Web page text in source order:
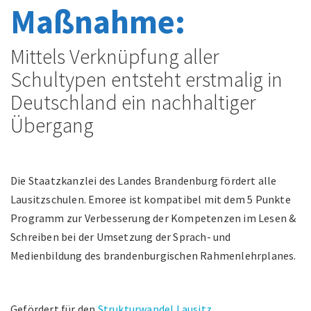
Maßnahme:
Mittels Verknüpfung aller
Schultypen entsteht erstmalig in
Deutschland ein nachhaltiger
Übergang
Die Staatzkanzlei des Landes Brandenburg fördert alle
Lausitzschulen. Emoree ist kompatibel mit dem 5 Punkte
Programm zur Verbesserung der Kompetenzen im Lesen &
Schreiben bei der Umsetzung der Sprach- und
Medienbildung des brandenburgischen Rahmenlehrplanes.